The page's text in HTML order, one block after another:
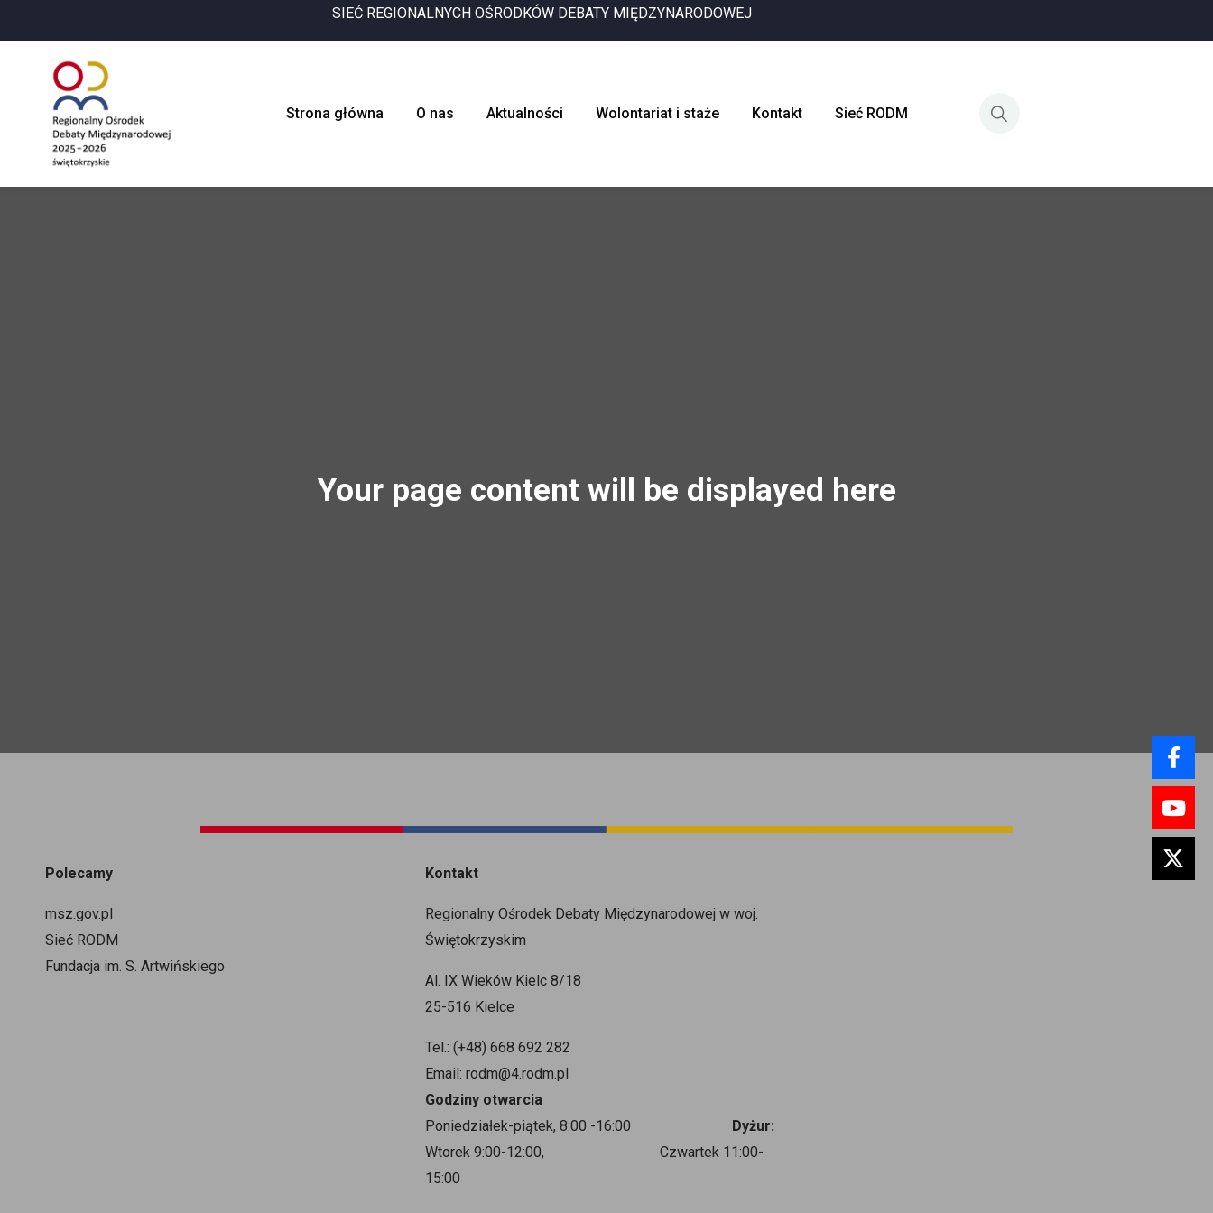
SIEĆ REGIONALNYCH OŚRODKÓW DEBATY MIĘDZYNARODOWEJ
Strona główna O nas Aktualności Wolontariat i staże Kontakt Sieć RODM
Your page content will be displayed here
Polecamy
msz.gov.pl
Sieć RODM
Fundacja im. S. Artwińskiego
Kontakt
Regionalny Ośrodek Debaty Międzynarodowej w woj.
Świętokrzyskim
Al. IX Wieków Kielc 8/18
25-516 Kielce
Tel.: (+48) 668 692 282
Email: rodm@4.rodm.pl
Godziny otwarcia
Poniedziałek-piątek, 8:00 -16:00 Dyżur:
Wtorek 9:00-12:00, Czwartek 11:00-
15:00